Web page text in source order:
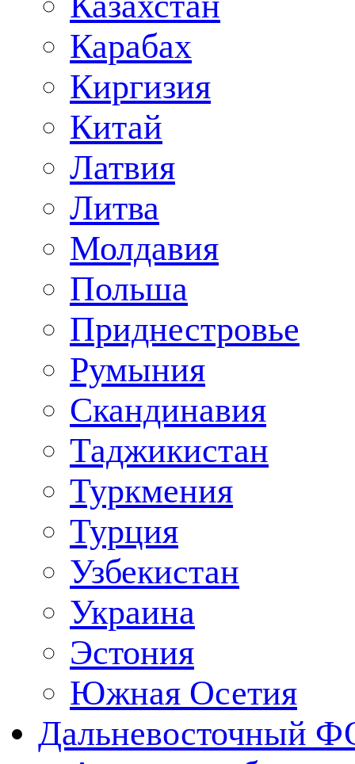
Карабах
Киргизия
Китай
Латвия
Литва
Молдавия
Польша
Приднестровье
Румыния
Скандинавия
Таджикистан
Туркмения
Турция
Узбекистан
Украина
Эстония
Южная Осетия
Дальневосточный